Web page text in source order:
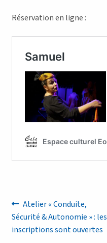
Réservation en ligne :
Navigation
de
Article
précédent :
Atelier « Conduite,
Sécurité & Autonomie » : les
inscriptions sont ouvertes